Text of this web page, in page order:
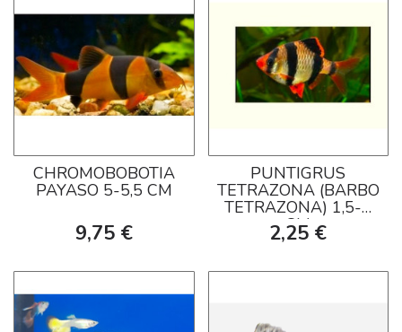
CHROMOBOBOTIA
PAYASO 5-5,5 CM
9,75 €
PUNTIGRUS
TETRAZONA (BARBO
TETRAZONA) 1,5-2
CM
2,25 €